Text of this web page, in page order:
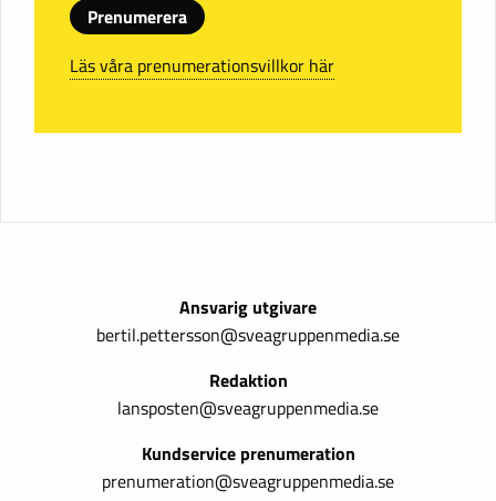
Prenumerera
Läs våra prenumerationsvillkor här
Ansvarig utgivare
bertil.pettersson@sveagruppenmedia.se
Redaktion
lansposten@sveagruppenmedia.se
Kundservice prenumeration
prenumeration@sveagruppenmedia.se